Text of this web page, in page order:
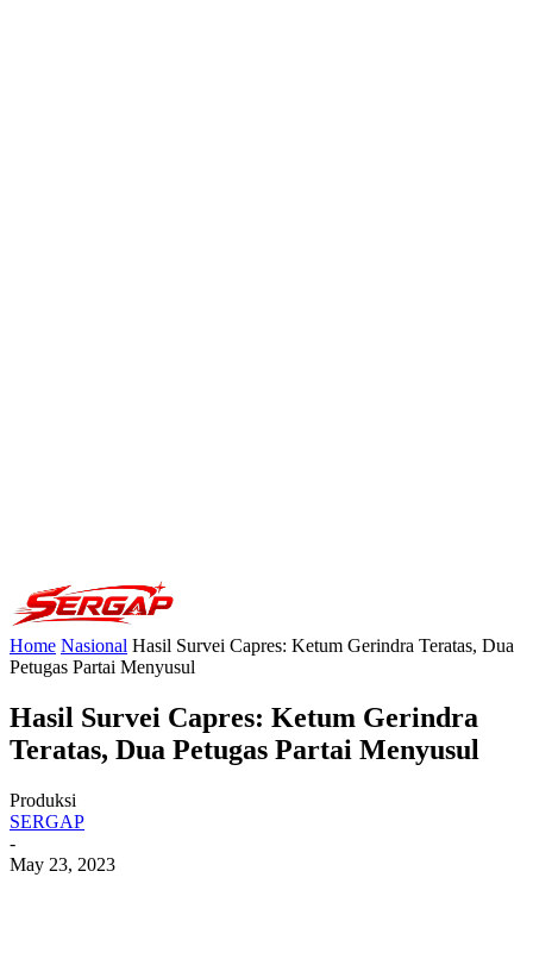
Home Nasional Hasil Survei Capres: Ketum Gerindra Teratas, Dua
Petugas Partai Menyusul
Hasil Survei Capres: Ketum Gerindra
Teratas, Dua Petugas Partai Menyusul
Produksi
SERGAP
-
May 23, 2023